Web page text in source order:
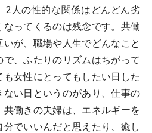
2人の性的な関係はどんどん劣
ってくるのは残念です。共働
が、職場や人生でどんなこと
、ふたりのリズムはちがって
女性にとってもしたい日した
ない日というのがあり、仕事の
働きの夫婦は、エネルギーを
でいいんだと思えたり、癒し